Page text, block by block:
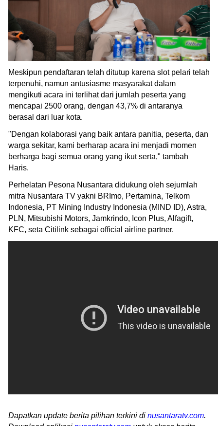
Meskipun pendaftaran telah ditutup karena slot pelari telah
terpenuhi, namun antusiasme masyarakat dalam
mengikuti acara ini terlihat dari jumlah peserta yang
mencapai 2500 orang, dengan 43,7% di antaranya
berasal dari luar kota.
"Dengan kolaborasi yang baik antara panitia, peserta, dan
warga sekitar, kami berharap acara ini menjadi momen
berharga bagi semua orang yang ikut serta," tambah
Haris.
Perhelatan Pesona Nusantara didukung oleh sejumlah
mitra Nusantara TV yakni BRImo, Pertamina, Telkom
Indonesia, PT Mining Industry Indonesia (MIND ID), Astra,
PLN, Mitsubishi Motors, Jamkrindo, Icon Plus, Alfagift,
KFC, seta Citilink sebagai official airline partner.
Dapatkan update berita pilihan terkini di nusantaratv.com.